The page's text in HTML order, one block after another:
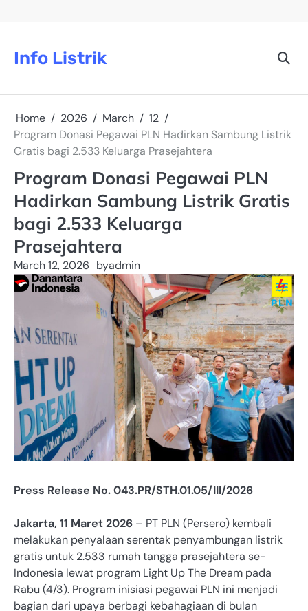
Info Listrik
Home 2026 March
12
Program Donasi Pegawai PLN Hadirkan Sambung Listrik
Gratis bagi 2.533 Keluarga Prasejahtera
Program Donasi Pegawai PLN
Hadirkan Sambung Listrik Gratis
bagi 2.533 Keluarga
Prasejahtera
March 12, 2026 byadmin
Press Release No. 043.PR/STH.01.05/III/2026
Jakarta, 11 Maret 2026 – PT PLN (Persero) kembali
melakukan penyalaan serentak penyambungan listrik
gratis untuk 2.533 rumah tangga prasejahtera se-
Indonesia lewat program Light Up The Dream pada
Rabu (4/3). Program inisiasi pegawai PLN ini menjadi
bagian dari upaya berbagi kebahagiaan di bulan